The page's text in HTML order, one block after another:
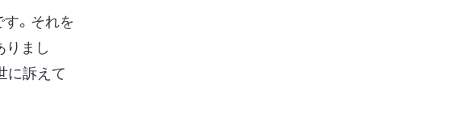
。それを
りまし
に訴えて